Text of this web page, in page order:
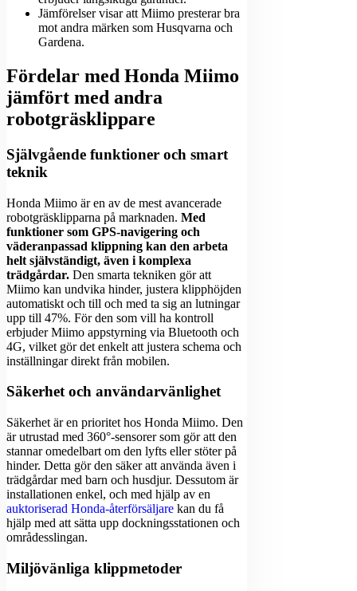
Jämförelser visar att Miimo presterar bra
mot andra märken som Husqvarna och
Gardena.
Fördelar med Honda Miimo
jämfört med andra
robotgräsklippare
Självgående funktioner och smart
teknik
Honda Miimo är en av de mest avancerade
robotgräsklipparna på marknaden. Med
funktioner som GPS-navigering och
väderanpassad klippning kan den arbeta
helt självständigt, även i komplexa
trädgårdar. Den smarta tekniken gör att
Miimo kan undvika hinder, justera klipphöjden
automatiskt och till och med ta sig an lutningar
upp till 47%. För den som vill ha kontroll
erbjuder Miimo appstyrning via Bluetooth och
4G, vilket gör det enkelt att justera schema och
inställningar direkt från mobilen.
Säkerhet och användarvänlighet
Säkerhet är en prioritet hos Honda Miimo. Den
är utrustad med 360°-sensorer som gör att den
stannar omedelbart om den lyfts eller stöter på
hinder. Detta gör den säker att använda även i
trädgårdar med barn och husdjur. Dessutom är
installationen enkel, och med hjälp av en
auktoriserad Honda-återförsäljare kan du få
hjälp med att sätta upp dockningsstationen och
områdesslingan.
Miljövänliga klippmetoder